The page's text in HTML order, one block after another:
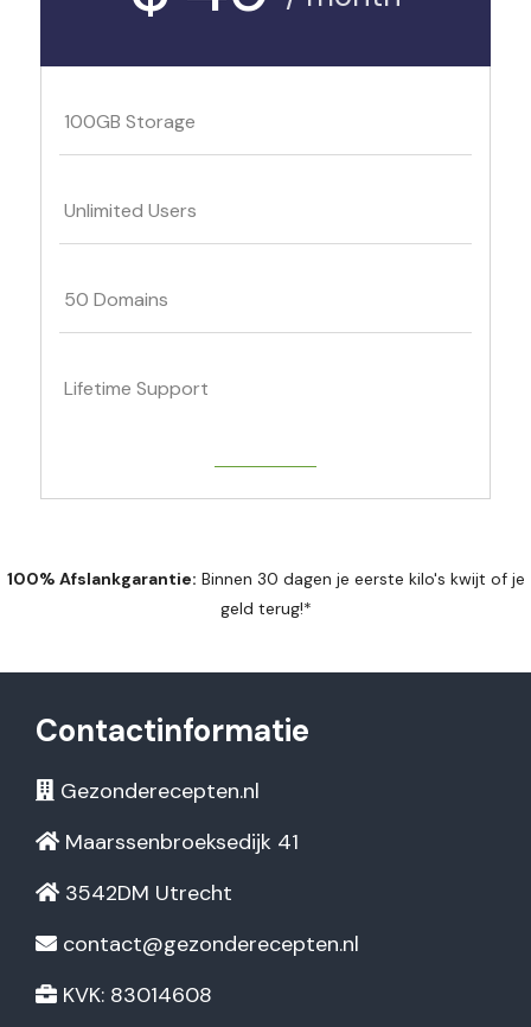
100GB Storage
Unlimited Users
50 Domains
Lifetime Support
100% Afslankgarantie: Binnen 30 dagen je eerste kilo's kwijt of je
geld terug!*
Contactinformatie
Gezonderecepten.nl
Maarssenbroeksedijk 41
3542DM Utrecht
contact@gezonderecepten.nl
KVK: 83014608